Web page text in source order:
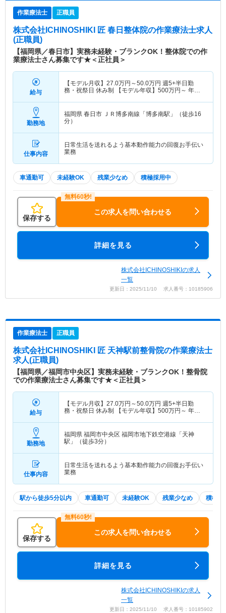
作業療法士 正職員
株式会社ICHINOSHIKI 匠 春日整体院の作業療法士求人
(正職員)
【福岡県／春日市】実務未経験・ブランクOK！整体院での作
業療法士さん募集です★＜正社員＞
給与
【モデル月収】 27.0万円～50.0万円 週5+半日勤
務・祝祭日 休み制 【モデル年収】 500万円～ 年収
勤務地
福岡県 春日市 ＪＲ博多南線「博多南駅」（徒歩16
分）
仕事内容
日常生活を送れるよう基本動作能力の回復お手伝い
業務
車通勤可 未経験OK 残業少なめ 積極採用中
保存する
この求人を問い合わせる
詳細を見る
株式会社ICHINOSHIKIの求人
一覧
更新日：2025/11/10 求人番号：10185906
作業療法士 正職員
株式会社ICHINOSHIKI 匠 天神駅前整骨院の作業療法士
求人(正職員)
【福岡県／福岡市中央区】実務未経験・ブランクOK！整骨院
での作業療法士さん募集です★＜正社員＞
給与
【モデル月収】 27.0万円～50.0万円 週5+半日勤
務・祝祭日 休み制 【モデル年収】 500万円～ 年収
勤務地
福岡県 福岡市中央区 福岡市地下鉄空港線「天神
駅」（徒歩3分）
仕事内容
日常生活を送れるよう基本動作能力の回復お手伝い
業務
駅から徒歩5分以内 車通勤可 未経験OK 残業少なめ 積極採
保存する
この求人を問い合わせる
詳細を見る
株式会社ICHINOSHIKIの求人
一覧
更新日：2025/11/10 求人番号：10185902